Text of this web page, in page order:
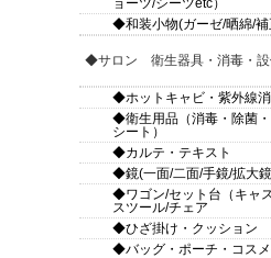
ョーツ/シーツetc）
◆和装小物(ガーゼ/晒綿/補
◆サロン 衛生器具・消毒・設
◆ホットキャビ・紫外線
◆衛生用品（消毒・除菌
シート）
◆カルテ・テキスト
◆鏡(一面/二面/手鏡/拡大
◆ワゴン/セット台（キャ
スツール/チェア
◆ひざ掛け・クッション
◆バッグ・ポーチ・コス